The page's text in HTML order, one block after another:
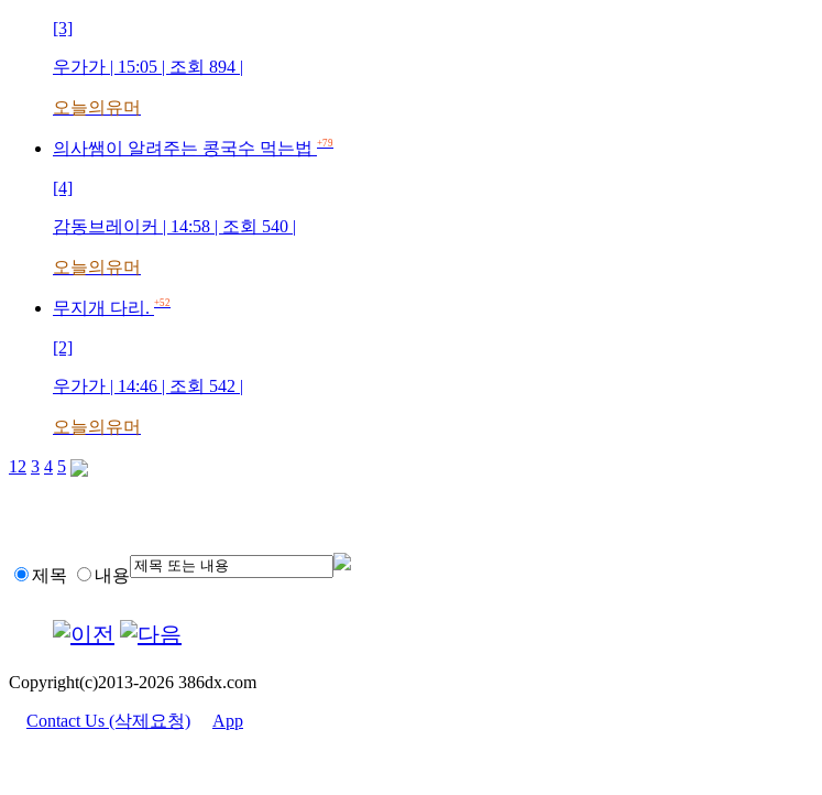
[3]
우가가 | 15:05 | 조회 894 |
오늘의유머
의사쌤이 알려주는 콩국수 먹는법 +79
[4]
감동브레이커 | 14:58 | 조회 540 |
오늘의유머
무지개 다리. +52
[2]
우가가 | 14:46 | 조회 542 |
오늘의유머
1 2 3 4 5
제목 내용
Copyright(c)2013-2026 386dx.com
Contact Us (삭제요청) App